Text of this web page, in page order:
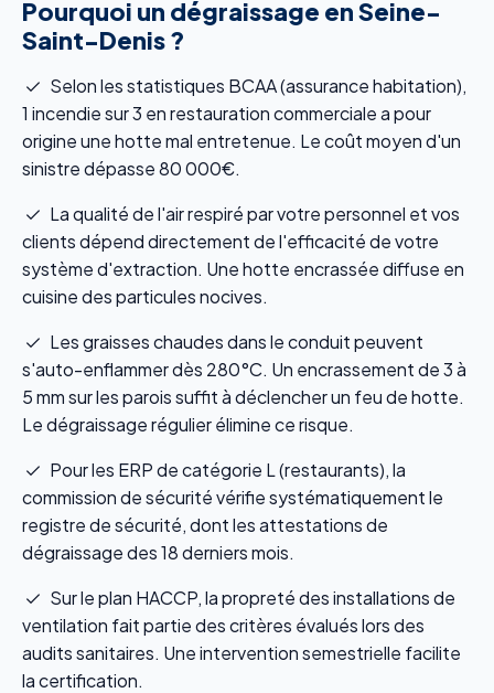
Pourquoi un dégraissage en Seine-
Saint-Denis ?
Selon les statistiques BCAA (assurance habitation),
1 incendie sur 3 en restauration commerciale a pour
origine une hotte mal entretenue. Le coût moyen d'un
sinistre dépasse 80 000€.
La qualité de l'air respiré par votre personnel et vos
clients dépend directement de l'efficacité de votre
système d'extraction. Une hotte encrassée diffuse en
cuisine des particules nocives.
Les graisses chaudes dans le conduit peuvent
s'auto-enflammer dès 280°C. Un encrassement de 3 à
5 mm sur les parois suffit à déclencher un feu de hotte.
Le dégraissage régulier élimine ce risque.
Pour les ERP de catégorie L (restaurants), la
commission de sécurité vérifie systématiquement le
registre de sécurité, dont les attestations de
dégraissage des 18 derniers mois.
Sur le plan HACCP, la propreté des installations de
ventilation fait partie des critères évalués lors des
audits sanitaires. Une intervention semestrielle facilite
la certification.